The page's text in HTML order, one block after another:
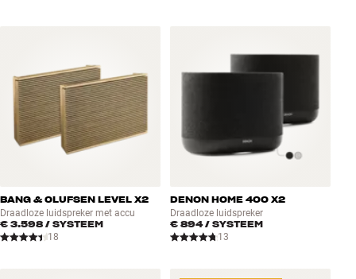
BANG & OLUFSEN LEVEL X2
Draadloze luidspreker met accu
€ 3.598 / SYSTEEM
18
DENON HOME 400 X2
Draadloze luidspreker
€ 894/ SYSTEEM
13